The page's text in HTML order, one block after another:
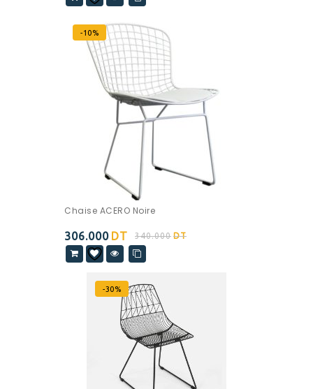
-10%
Chaise ACERO Noire
340.000 DT
306.000 DT
-30%